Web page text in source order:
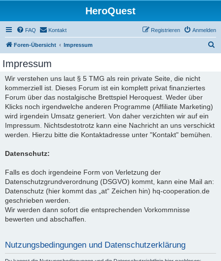
HeroQuest
FAQ Kontakt Anmelden
Registrieren
Foren-Übersicht Impressum
Impressum
Wir verstehen uns laut § 5 TMG als rein private Seite, die nicht
kommerziell ist. Dieses Forum ist ein komplett privat finanziertes
Forum über das nostalgische Brettspiel Heroquest. Weder über
Klicks noch irgendwelche anderen Programme (Affiliate Marketing)
wird irgendein Umsatz generiert. Von daher verzichten wir auf ein
Impressum. Nichtsdestotrotz kann eine Nachricht an uns verschickt
werden. Hierzu bitte die Kontaktadresse unter "Kontakt" bemühen.
Datenschutz:
Falls es doch irgendeine Form von Verletzung der
Datenschutzgrundverordnung (DSGVO) kommt, kann eine Mail an:
Datenschutz (hier kommt das „at“ Zeichen hin) hq-cooperation.de
geschrieben werden.
Wir werden dann sofort die entsprechenden Vorkommnisse
bewerten und abschaffen.
Nutzungsbedingungen und Datenschutzerklärung